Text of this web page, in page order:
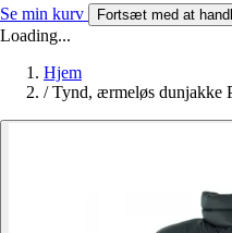
Se min kurv Fortsæt med at
Loading...
Hjem
/ Tynd, ærmeløs dunjakke